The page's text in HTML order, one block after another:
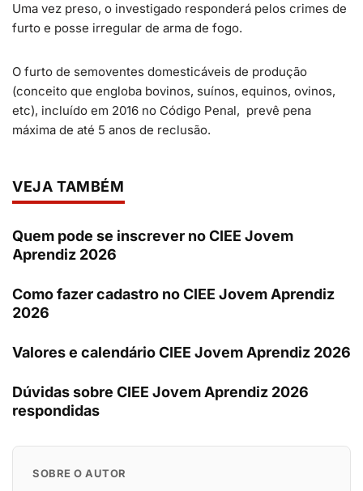
Uma vez preso, o investigado responderá pelos crimes de
furto e posse irregular de arma de fogo.
O furto de semoventes domesticáveis de produção
(conceito que engloba bovinos, suínos, equinos, ovinos,
etc), incluído em 2016 no Código Penal, prevê pena
máxima de até 5 anos de reclusão.
VEJA TAMBÉM
Quem pode se inscrever no CIEE Jovem
Aprendiz 2026
Como fazer cadastro no CIEE Jovem Aprendiz
2026
Valores e calendário CIEE Jovem Aprendiz 2026
Dúvidas sobre CIEE Jovem Aprendiz 2026
respondidas
SOBRE O AUTOR